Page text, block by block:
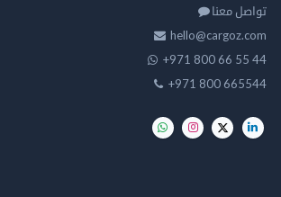
تواصل معنا
hello@cargoz.com
+971 800 66 55 44
+971 800 665544